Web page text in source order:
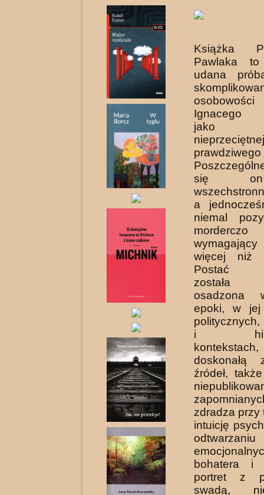
Książka
Pawlaka to
udana
osobowości
Ignacego
jako
się
a
niemal
morderczo
więcej niż
Postać
została
osadzona
epoki, w jej
i
doskonałą
źródeł,
zdradza przy
intuicję
bohatera i
portret z
swadą,